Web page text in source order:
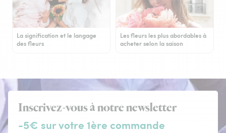
La signification et le langage
des fleurs
Les fleurs les plus abordables à
acheter selon la saison
Inscrivez-vous à notre newsletter
-5€ sur votre 1ère commande